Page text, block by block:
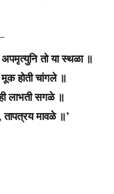
तो या स्थळा ॥
होती चांगले ॥
लाभती सगळे ॥
मावळे ॥’